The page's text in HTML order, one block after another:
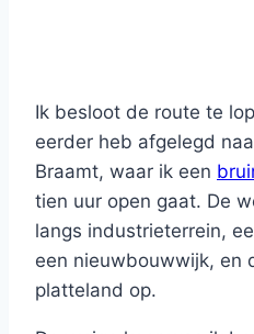
Ik besloot de route te
eerder heb afgelegd
Braamt, waar ik een
tien uur open gaat. De
langs industrieterrein,
een nieuwbouwwijk, en
platteland op.